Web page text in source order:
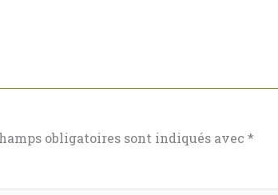
obligatoires sont indiqués avec *